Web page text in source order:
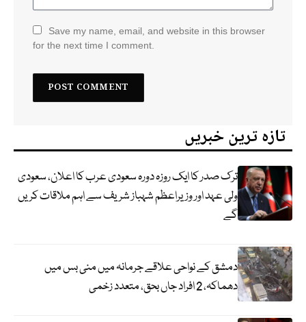
Save my name, email, and website in this browser
for the next time I comment.
تازہ ترین خبریں
ترک صدر کا ایک روزہ دورہ سعودی عرب کا اعلان، سعودی
ولی عہد اور وزیراعظم شہباز شریف سے اہم ملاقات کریں
گے
دمشق کے نواحی علاقے جرمانہ میں منی بس میں
دھماکہ، 2 افراد جاں بحق، متعدد زخمی